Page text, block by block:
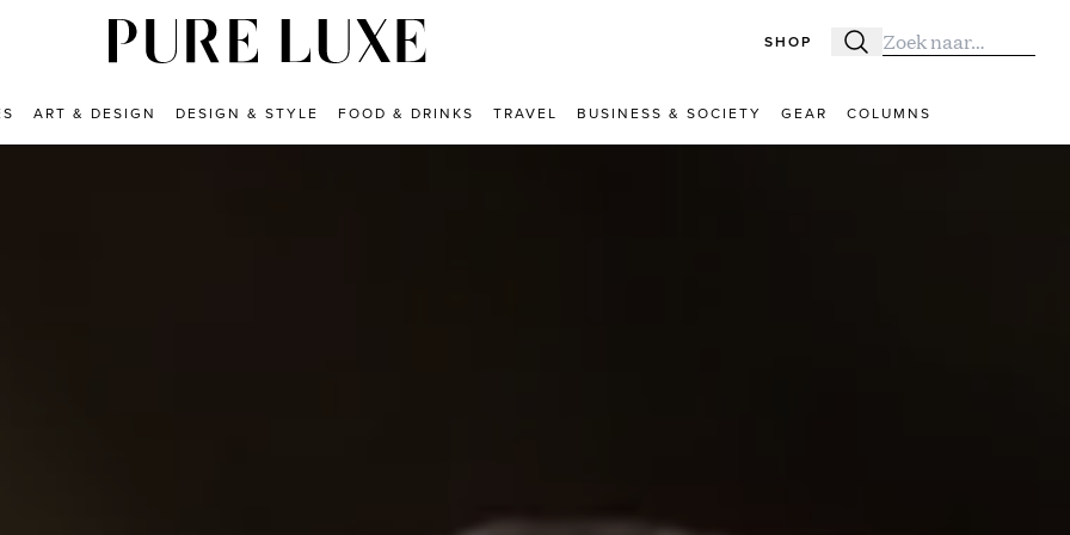
SHOP Zoeken
Zoek naar:
ART & DESIGN DESIGN & STYLE FOOD & DRINKS TRAVEL BUSINESS & SOCIETY GEAR COLUMNS